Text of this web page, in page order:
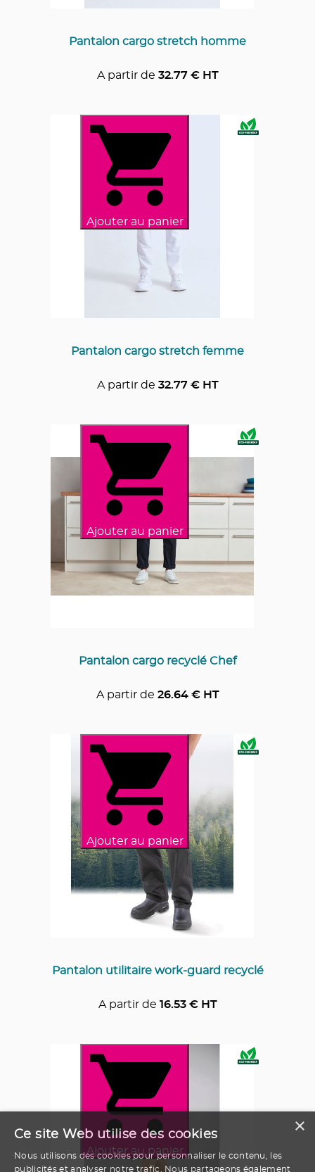
Pantalon cargo stretch homme
A partir de 32.77€ HT
Ajouter au panier
Pantalon cargo stretch femme
A partir de 32.77€ HT
Ajouter au panier
Pantalon cargo recyclé Chef
A partir de 26.64€ HT
Ajouter au panier
Pantalon utilitaire work-guard recyclé
A partir de 16.53€ HT
Ajouter au panier
×
Ce site Web utilise des cookies
Nous utilisons des cookies pour personnaliser le contenu, les
publicités et analyser notre trafic. Nous partageons également